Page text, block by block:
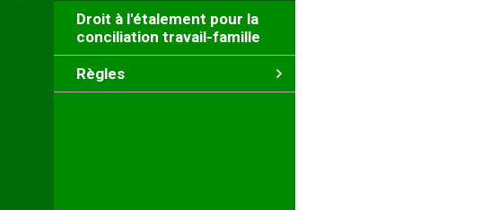
Droit à l'étalement pour la
conciliation travail-famille
Règles